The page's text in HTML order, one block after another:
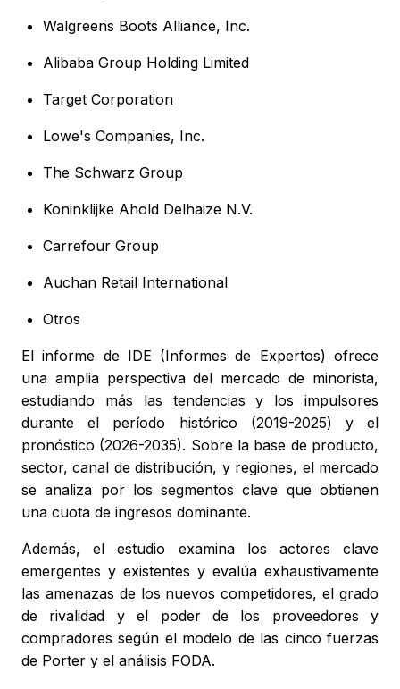
Walgreens Boots Alliance, Inc.
Alibaba Group Holding Limited
Target Corporation
Lowe's Companies, Inc.
The Schwarz Group
Koninklijke Ahold Delhaize N.V.
Carrefour Group
Auchan Retail International
Otros
El informe de IDE (Informes de Expertos) ofrece
una amplia perspectiva del mercado de minorista,
estudiando más las tendencias y los impulsores
durante el período histórico (2019-2025) y el
pronóstico (2026-2035). Sobre la base de producto,
sector, canal de distribución, y regiones, el mercado
se analiza por los segmentos clave que obtienen
una cuota de ingresos dominante.
Además, el estudio examina los actores clave
emergentes y existentes y evalúa exhaustivamente
las amenazas de los nuevos competidores, el grado
de rivalidad y el poder de los proveedores y
compradores según el modelo de las cinco fuerzas
de Porter y el análisis FODA.